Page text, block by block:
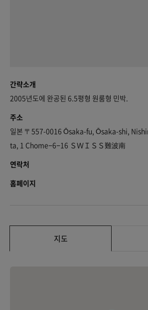
간략소개
2005년도에 완공된 6.5평형 원룸형 민박.
주소
일본 〒557-0016 Ōsaka-fu, Ōsaka-shi,
ta, 1 Chome−6−16 ＳＷＩＳＳ難波南
연락처
홈페이지
지도